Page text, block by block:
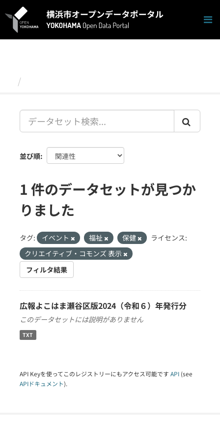
キ
並び順
1 件のデータセットが見つか
りました
タグ: イベント 福祉 保健
ライセンス:
クリエイティブ・コモンズ 表示
フィルタ結果
広報よこはま瀬谷区版2024（令和６）年発行分
このデータセットには説明がありません
TXT
API Keyを使ってこのレジストリーにもアクセス可能です API (see
APIドキュメント).